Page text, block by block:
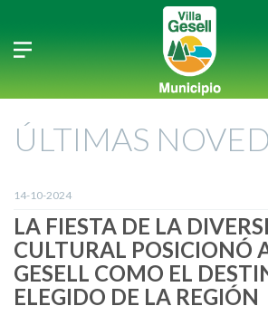
ÚLTIMAS
14-10-2024
LA FIESTA DE LA
CULTURAL POSICIONÓ
GESELL COMO EL
ELEGIDO DE LA REGIÓN